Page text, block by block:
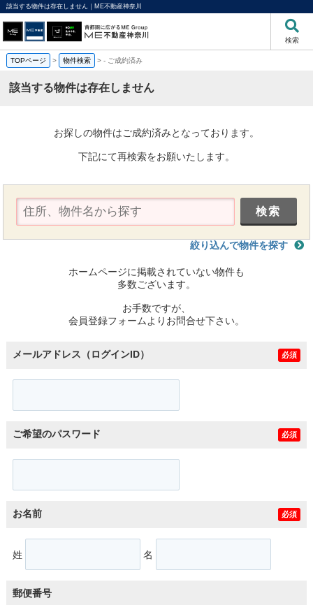
該当する物件は存在しません｜ME不動産神奈川
検索
TOPページ > 物件検索 >- ご成約済み
該当する物件は存在しません
お探しの物件はご成約済みとなっております。
下記にて再検索をお願いたします。
絞り込んで物件を探す
ホームページに掲載されていない物件も
多数ございます。
お手数ですが、
会員登録フォームよりお問合せ下さい。
メールアドレス（ログインID） 必須
ご希望のパスワード 必須
お名前 必須
姓 名
郵便番号